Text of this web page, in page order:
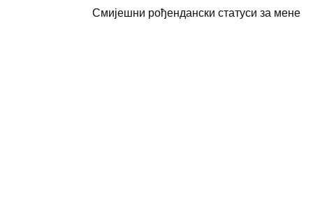
Смијешни рођендански статуси за мене